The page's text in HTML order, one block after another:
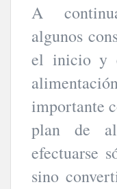
A
algunos
el inicio y
importante
plan de
efectuarse
sino